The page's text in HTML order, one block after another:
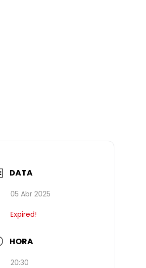
DATA
05 Abr 2025
Expired!
HORA
20:30